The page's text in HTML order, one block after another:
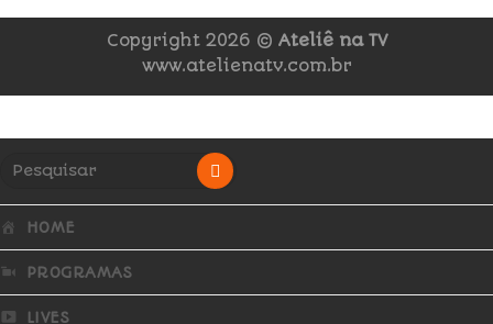
Copyright 2026 © Ateliê na TV
www.atelienatv.com.br
HOME
PROGRAMAS
LIVES